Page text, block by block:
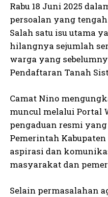
Rabu 18 Juni 2025
persoalan yang
Salah satu isu utama
hilangnya sejumlah
warga yang
Pendaftaran Tanah
Camat Nino
muncul melalui Portal
pengaduan resmi
Pemerintah
aspirasi dan
masyarakat dan
Selain permasalahan